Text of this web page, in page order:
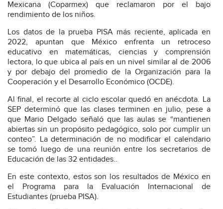
Mexicana (Coparmex) que reclamaron por el bajo
rendimiento de los niños.
Los datos de la prueba PISA más reciente, aplicada en
2022, apuntan que México enfrenta un retroceso
educativo en matemáticas, ciencias y comprensión
lectora, lo que ubica al país en un nivel similar al de 2006
y por debajo del promedio de la Organización para la
Cooperación y el Desarrollo Económico (OCDE).
Al final, el recorte al ciclo escolar quedó en anécdota. La
SEP determinó que las clases terminen en julio, pese a
que Mario Delgado señaló que las aulas se “mantienen
abiertas sin un propósito pedagógico, solo por cumplir un
conteo”. La determinación de no modificar el calendario
se tomó luego de una reunión entre los secretarios de
Educación de las 32 entidades..
En este contexto, estos son los resultados de México en
el Programa para la Evaluación Internacional de
Estudiantes (prueba PISA).